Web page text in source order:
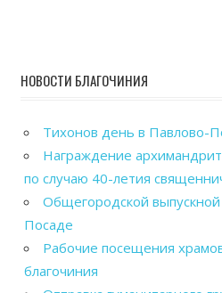
НОВОСТИ БЛАГОЧИНИЯ
Тихонов день в Павлово-
Награждение
по случаю 40-летия
Общегородской
Посаде
Рабочие посещения
благочиния